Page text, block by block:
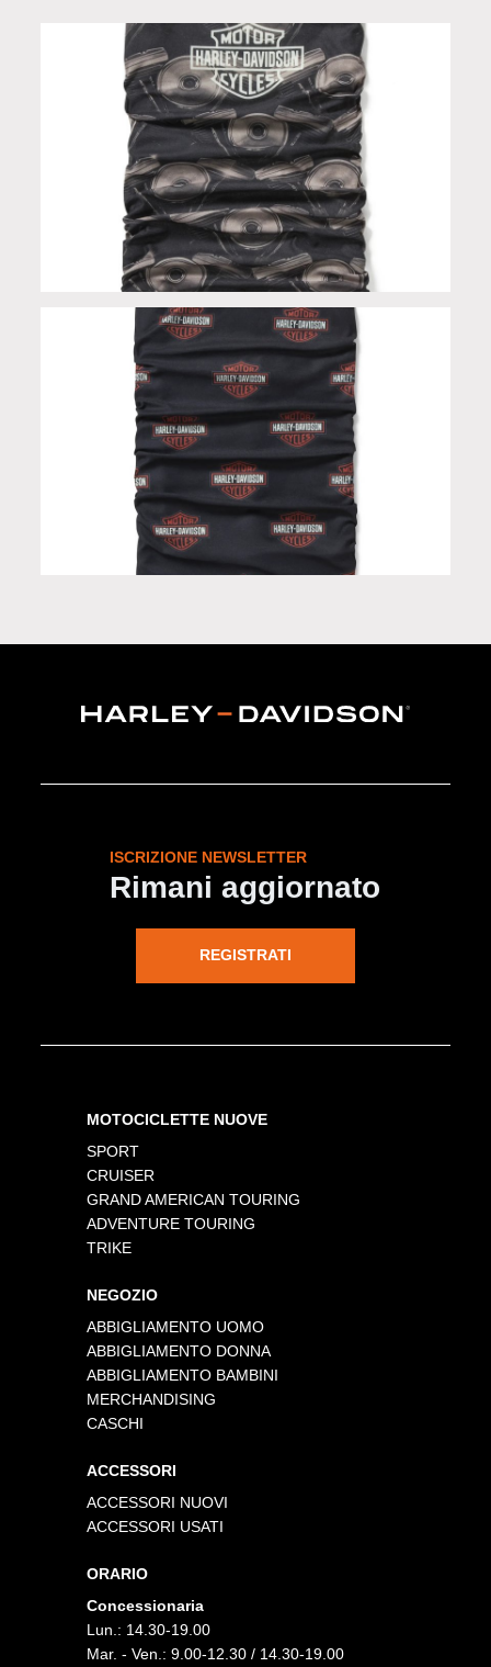
Scaldacollo in Limited Edition
Scaldacollo in Limited Edition
ISCRIZIONE NEWSLETTER
Rimani aggiornato
REGISTRATI
MOTOCICLETTE NUOVE
SPORT
CRUISER
GRAND AMERICAN TOURING
ADVENTURE TOURING
TRIKE
NEGOZIO
ABBIGLIAMENTO UOMO
ABBIGLIAMENTO DONNA
ABBIGLIAMENTO BAMBINI
MERCHANDISING
CASCHI
ACCESSORI
ACCESSORI NUOVI
ACCESSORI USATI
ORARIO
Concessionaria
Lun.: 14.30-19.00
Mar. - Ven.: 9.00-12.30 / 14.30-19.00